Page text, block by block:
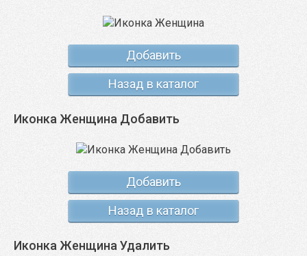
Добавить
Назад в каталог
Иконка Женщина Добавить
Добавить
Назад в каталог
Иконка Женщина Удалить